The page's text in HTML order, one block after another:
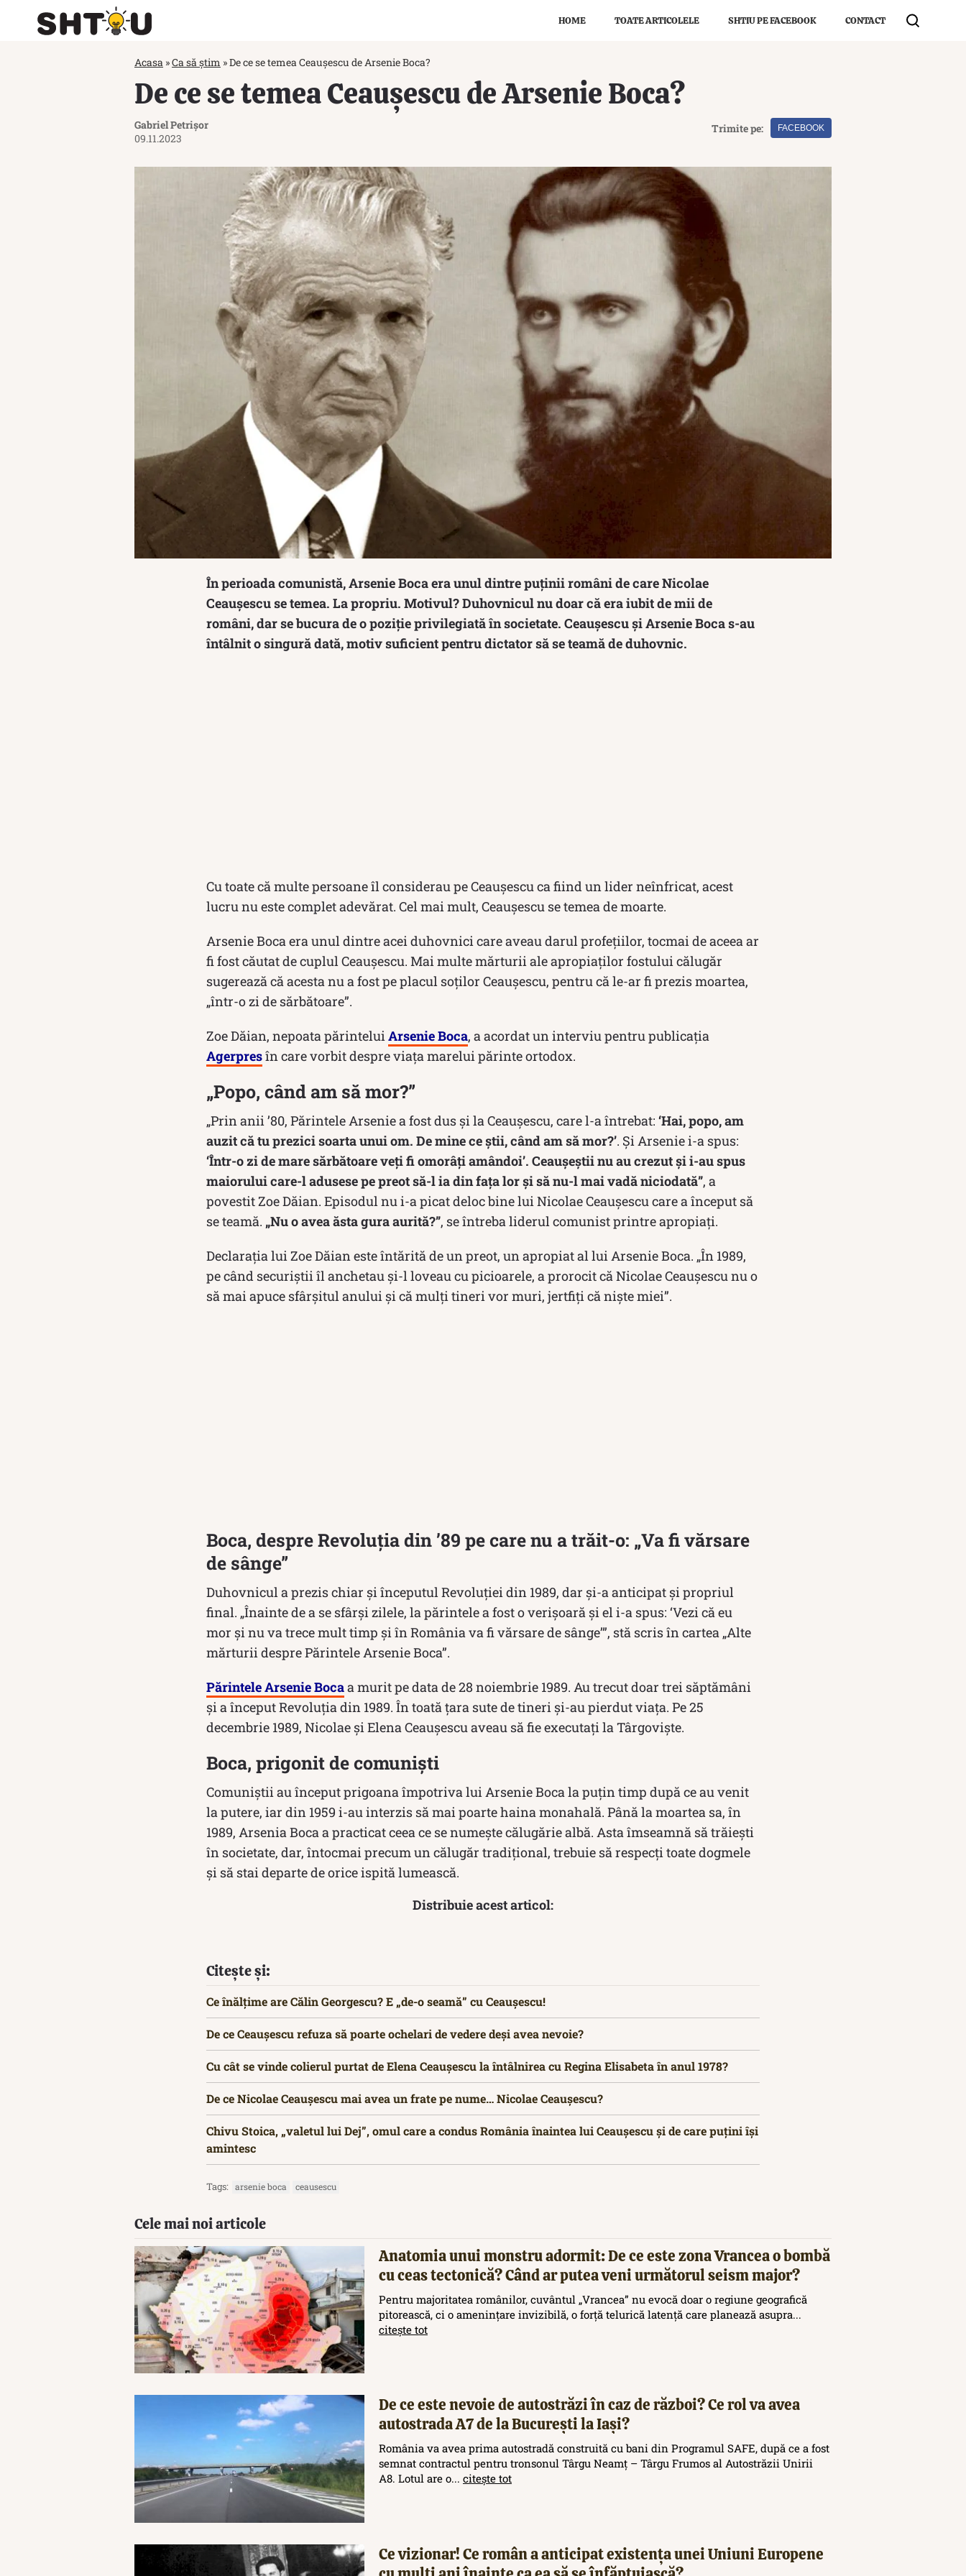
HOME TOATE ARTICOLELE SHTIU PE FACEBOOK CONTACT
Acasa »Ca să știm »De ce se temea Ceaușescu de Arsenie Boca?
De ce se temea Ceaușescu de Arsenie Boca?
Gabriel Petrișor
09.11.2023
Trimite pe: FACEBOOK
În perioada comunistă, Arsenie Boca era unul dintre puținii români de care Nicolae
Ceaușescu se temea. La propriu. Motivul? Duhovnicul nu doar că era iubit de mii de
români, dar se bucura de o poziţie privilegiată în societate. Ceaușescu și Arsenie Boca s-au
întâlnit o singură dată, motiv suficient pentru dictator să se teamă de duhovnic.
Cu toate că multe persoane îl considerau pe Ceaușescu ca fiind un lider neînfricat, acest
lucru nu este complet adevărat. Cel mai mult, Ceaușescu se temea de moarte.
Arsenie Boca era unul dintre acei duhovnici care aveau darul profețiilor, tocmai de aceea ar
fi fost căutat de cuplul Ceauşescu. Mai multe mărturii ale apropiaţilor fostului călugăr
sugerează că acesta nu a fost pe placul soţilor Ceauşescu, pentru că le-ar fi prezis moartea,
„într-o zi de sărbătoare”.
Zoe Dăian, nepoata părinteluiArsenie Boca, a acordat un interviu pentru publicația
Agerpresîn care vorbit despre viața marelui părinte ortodox.
„Popo, când am să mor?”
„Prin anii ’80, Părintele Arsenie a fost dus şi la Ceauşescu, care l-a întrebat: ‘Hai, popo, am
auzit că tu prezici soarta unui om. De mine ce ştii, când am să mor?’. Şi Arsenie i-a spus:
‘Într-o zi de mare sărbătoare veţi fi omorâţi amândoi’. Ceauşeştii nu au crezut şi i-au spus
maiorului care-l adusese pe preot să-l ia din fața lor şi să nu-l mai vadă niciodată”, a
povestit Zoe Dăian. Episodul nu i-a picat deloc bine lui Nicolae Ceaușescu care a început să
se teamă. „Nu o avea ăsta gura aurită?”, se întreba liderul comunist printre apropiați.
Declarația lui Zoe Dăian este întărită de un preot, un apropiat al lui Arsenie Boca. „În 1989,
pe când securiştii îl anchetau şi-l loveau cu picioarele, a prorocit că Nicolae Ceauşescu nu o
să mai apuce sfârşitul anului şi că mulţi tineri vor muri, jertfiţi că nişte miei”.
Boca, despre Revoluția din ’89 pe care nu a trăit-o: „Va fi vărsare
de sânge”
Duhovnicul a prezis chiar și începutul Revoluției din 1989, dar și-a anticipat și propriul
final. „Înainte de a se sfârşi zilele, la părintele a fost o verişoară şi el i-a spus: ‘Vezi că eu
mor şi nu va trece mult timp şi în România va fi vărsare de sânge’”, stă scris în cartea „Alte
mărturii despre Părintele Arsenie Boca”.
Părintele Arsenie Bocaa murit pe data de 28 noiembrie 1989. Au trecut doar trei săptămâni
şi a început Revoluţia din 1989. În toată ţara sute de tineri şi-au pierdut viaţa. Pe 25
decembrie 1989, Nicolae și Elena Ceaușescu aveau să fie executați la Târgoviște.
Boca, prigonit de comuniști
Comuniștii au început prigoana împotriva lui Arsenie Boca la puțin timp după ce au venit
la putere, iar din 1959 i-au interzis să mai poarte haina monahală. Până la moartea sa, în
1989, Arsenia Boca a practicat ceea ce se numește călugărie albă. Asta îmseamnă să trăiești
în societate, dar, întocmai precum un călugăr tradițional, trebuie să respecți toate dogmele
și să stai departe de orice ispită lumească.
Distribuie acest articol:
Citește și:
Ce înălțime are Călin Georgescu? E „de-o seamă” cu Ceaușescu!
De ce Ceaușescu refuza să poarte ochelari de vedere deși avea nevoie?
Cu cât se vinde colierul purtat de Elena Ceaușescu la întâlnirea cu Regina Elisabeta în anul 1978?
De ce Nicolae Ceaușescu mai avea un frate pe nume… Nicolae Ceaușescu?
Chivu Stoica, „valetul lui Dej”, omul care a condus România înaintea lui Ceaușescu și de care puțini își
amintesc
Tags: arsenie boca ceausescu
Cele mai noi articole
Anatomia unui monstru adormit: De ce este zona Vrancea o bombă
cu ceas tectonică? Când ar putea veni următorul seism major?
Pentru majoritatea românilor, cuvântul „Vrancea” nu evocă doar o regiune geografică
pitorească, ci o amenințare invizibilă, o forță telurică latență care planează asupra...
citește tot
De ce este nevoie de autostrăzi în caz de război? Ce rol va avea
autostrada A7 de la București la Iași?
România va avea prima autostradă construită cu bani din Programul SAFE, după ce a fost
semnat contractul pentru tronsonul Târgu Neamț – Târgu Frumos al Autostrăzii Unirii
A8. Lotul are o... citește tot
Ce vizionar! Ce român a anticipat existența unei Uniuni Europene